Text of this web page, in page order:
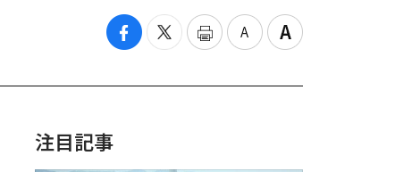
注目記事